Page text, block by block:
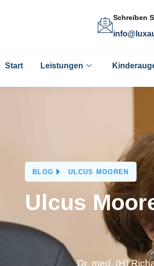
Schreiben
Start Leistungen
BLOG ULCUS MOOREN
Ulcus
Dr. med. (H)